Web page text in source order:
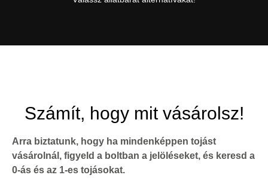
Számít, hogy mit vásárolsz!
Arra biztatunk, hogy ha mindenképpen tojást
vásárolnál, figyeld a boltban a jelöléseket, és keresd a
0-ás és az 1-es tojásokat.